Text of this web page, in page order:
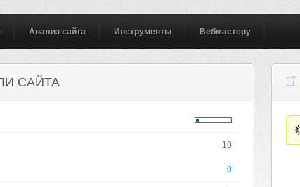
Анализ сайта Инструменты Вебмастеру
САЙТА
10
0